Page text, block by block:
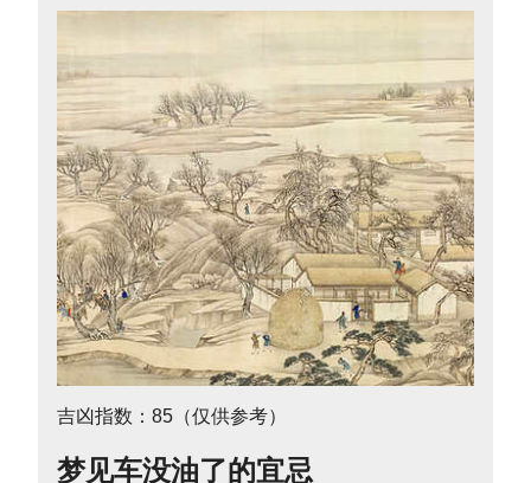
吉凶指数：85（仅供参考）
梦见车没油了的宜忌